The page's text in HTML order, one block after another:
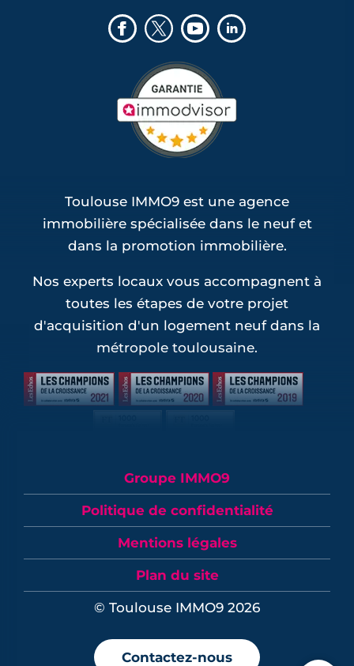
Toulouse IMMO9 est une agence
immobilière spécialisée dans le neuf et
dans la promotion immobilière.
Nos experts locaux vous accompagnent à
toutes les étapes de votre projet
d'acquisition d'un logement neuf dans la
métropole toulousaine.
Groupe IMMO9
Politique de confidentialité
Mentions légales
Plan du site
© Toulouse IMMO9 2026
Contactez-nous